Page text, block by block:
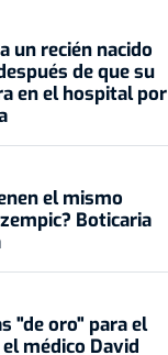
un recién nacido
de que su
en el hospital por
el mismo
Boticaria
"de oro" para el
médico David